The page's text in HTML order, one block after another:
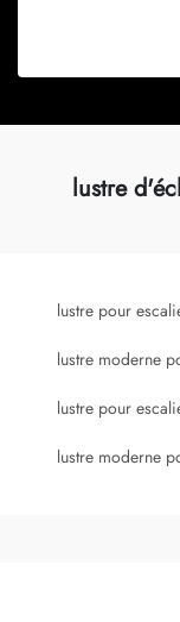
lustre
lustre pour
lustre moderne
lustre pour
lustre moderne